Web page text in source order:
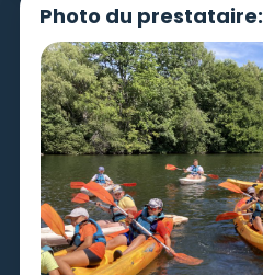
Photo du prestataire: